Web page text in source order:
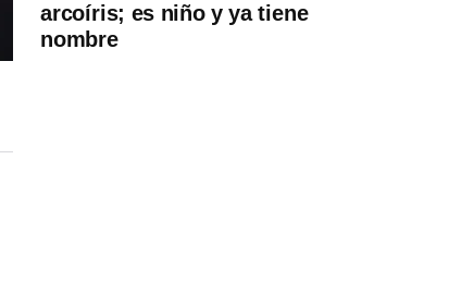
arcoíris; es niño y ya tiene
nombre